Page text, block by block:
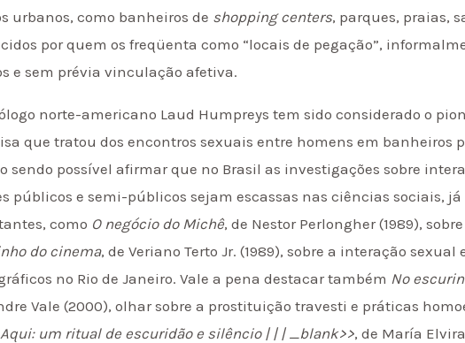
urbanos, como banheiros de shopping centers, parques, praias,
por quem os freqüenta como “locais de pegação”,
e sem prévia vinculação afetiva.
norte-americano Laud Humpreys tem sido considerado o
que tratou dos encontros sexuais entre homens em banheiros
sendo possível afirmar que no Brasil as investigações sobre
públicos e semi-públicos sejam escassas nas ciências sociais, já
como O negócio do Michê, de Nestor Perlongher (1989),
do cinema, de Veriano Terto Jr. (1989), sobre a interação
no Rio de Janeiro. Vale a pena destacar também No
Vale (2000), olhar sobre a prostituição travesti e práticas
Aqui: um ritual de escuridão e silêncio | | | _blank>>, de María